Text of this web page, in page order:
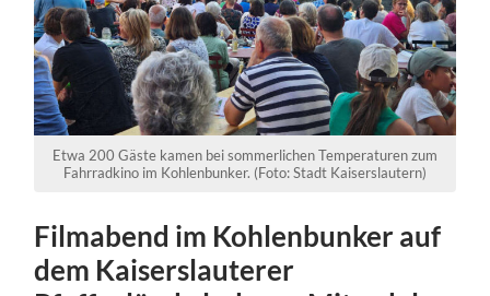
Etwa 200 Gäste kamen bei sommerlichen Temperaturen zum
Fahrradkino im Kohlenbunker. (Foto: Stadt Kaiserslautern)
Filmabend im Kohlenbunker auf
dem Kaiserslauterer